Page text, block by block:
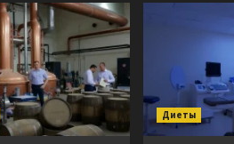
Диеты